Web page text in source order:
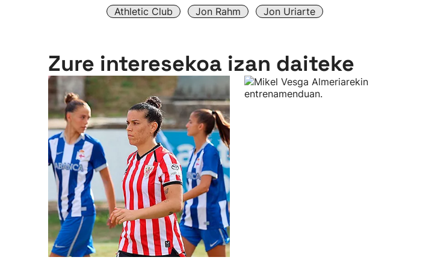
Athletic Club Jon Rahm Jon Uriarte
Zure interesekoa izan daiteke